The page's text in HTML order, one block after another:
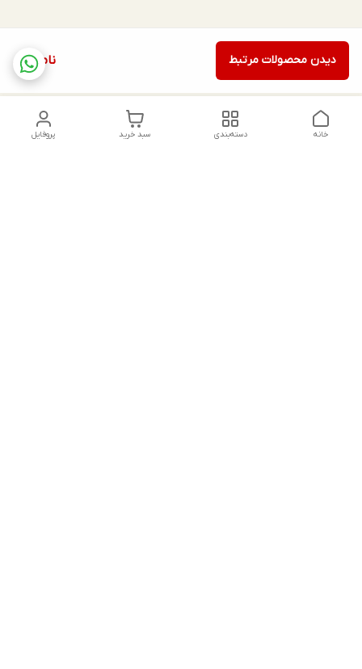
ناموجود دیدن محصولات مرتبط
پروفایل سبد خرید دسته‌بندی خانه